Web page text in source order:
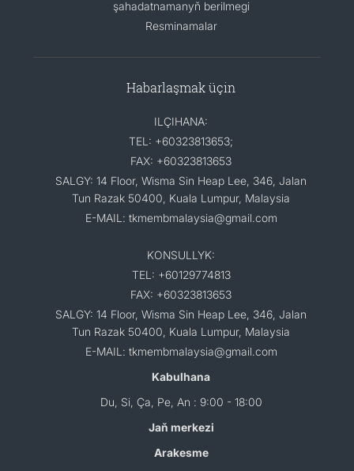
şahadatnamanyň berilmegi
Resminamalar
Habarlaşmak üçin
ILÇIHANA:
TEL: +60323813653;
FAX: +60323813653
SALGY: 14 Floor, Wisma Sin Heap Lee, 346, Jalan
Tun Razak 50400, Kuala Lumpur, Malaysia
E-MAIL: tkmembmalaysia@gmail.com
KONSULLYK:
TEL: +60129774813
FAX: +60323813653
SALGY: 14 Floor, Wisma Sin Heap Lee, 346, Jalan
Tun Razak 50400, Kuala Lumpur, Malaysia
E-MAIL: tkmembmalaysia@gmail.com
Kabulhana
Du, Si, Ça, Pe, An : 9:00 - 18:00
Jaň merkezi
Arakesme